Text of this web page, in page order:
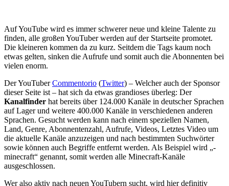
Auf YouTube wird es immer schwerer neue und kleine Talente zu
finden, alle großen YouTuber werden auf der Startseite promotet.
Die kleineren kommen da zu kurz. Seitdem die Tags kaum noch
etwas gelten, sinken die Aufrufe und somit auch die Abonnenten bei
vielen enorm.
Der YouTuberCommentorio (Twitter) – Welcher auch der Sponsor
dieser Seite ist – hat sich da etwas grandioses überleg: Der
Kanalfinder hat bereits über 124.000 Kanäle in deutscher Sprachen
auf Lager und weitere 400.000 Kanäle in verschiedenen anderen
Sprachen. Gesucht werden kann nach einem speziellen Namen,
Land, Genre, Abonnentenzahl, Aufrufe, Videos, Letztes Video um
die aktuelle Kanäle anzuzeigen und nach bestimmten Suchwörter
sowie können auch Begriffe entfernt werden. Als Beispiel wird „-
minecraft“ genannt, somit werden alle Minecraft-Kanäle
ausgeschlossen.
Wer also aktiv nach neuen YouTubern sucht, wird hier definitiv